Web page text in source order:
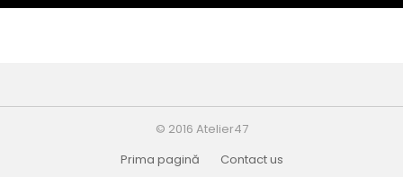
© 2016 Atelier47
Prima pagină
Contact us